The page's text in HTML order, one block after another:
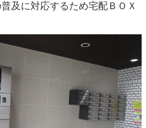
及に対応するため宅配ＢＯＸ